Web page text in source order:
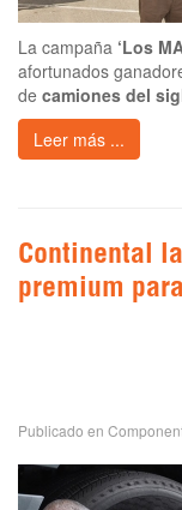
La campaña ‘Los
afortunados
de camiones del
Leer más ...
Continental
premium
Publicado en